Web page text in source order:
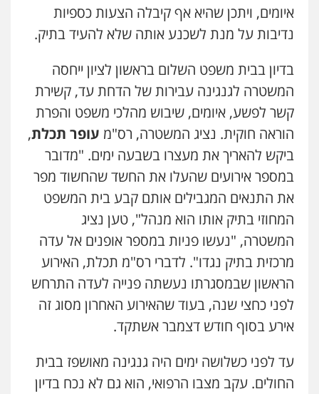
איומים, ויתכן שהיא אף קיבלה הצעות כספיות
נדיבות על מנת לשכנע אותה שלא להעיד בתיק.
בדיון בבית משפט השלום בראשון לציון ייחסה
המשטרה לגנגינה עבירות של הדחת עד, קשירת
קשר לפשע, איומים, שיבוש מהלכי משפט והפרת
הוראה חוקית. נציג המשטרה, רס"מ עופר תכלת,
ביקש להאריך את מעצרו בשבעה ימים. "מדובר
במספר אירועים שהעלו את החשד שהחשוד מפר
את התנאים המגבילים אותם קבע בית המשפט
המחוזי בתיק אותו הוא מנהל", טען נציג
המשטרה, "נעשו פניות במספר אופנים אל עדה
מרכזית בתיק נגדו". לדברי רס"מ תכלת, האירוע
הראשון שבמסגרתו נעשתה פנייה לעדה התרחש
לפני כחצי שנה, בעוד שהאירוע האחרון מסוג זה
אירע בסוף חודש דצמבר אשתקד.
עד לפני כשלושה ימים היה גנגינה מאושפז בבית
החולים. עקב מצבו הרפואי, הוא גם לא נכח בדיון